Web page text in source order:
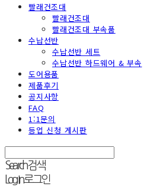
빨래건조대
빨래건조대
빨래건조대 부속품
수납선반
수납선반 세트
수납선반 하드웨어 & 부속
도어용품
제품후기
공지사항
FAQ
1:1문의
등업 신청 게시판
Search검색
Log In로그인